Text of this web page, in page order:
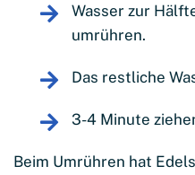
Wasser zur
umrühren.
Das restliche
3-4 Minute
Beim Umrühren hat